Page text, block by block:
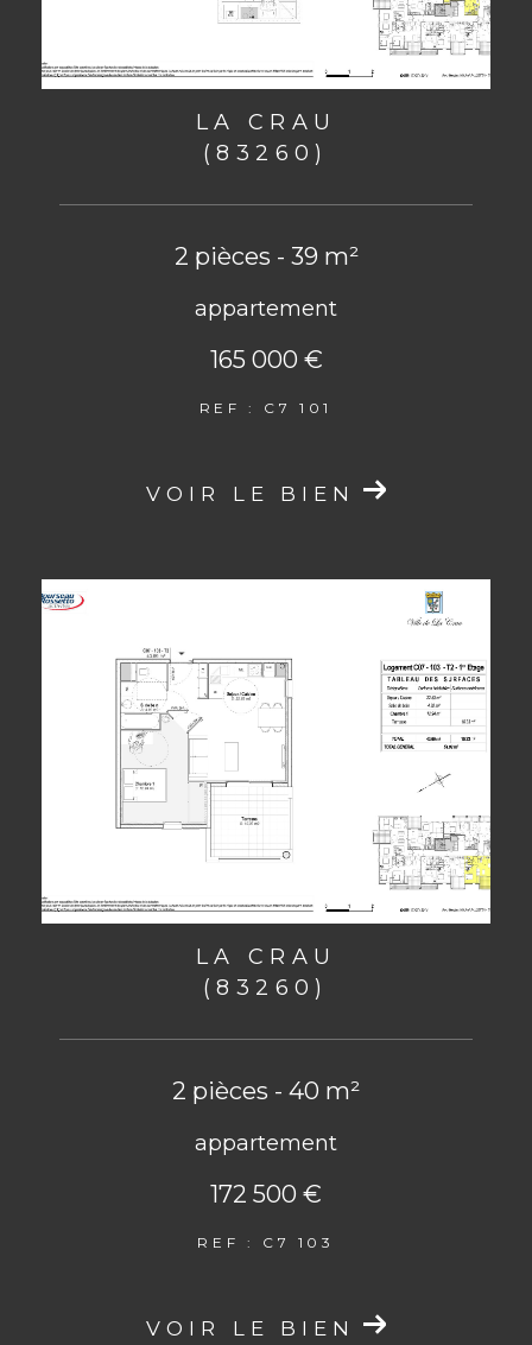
LA CRAU
(83260)
2 pièces - 39 m²
appartement
165 000 €
REF : C7 101
VOIR LE BIEN
LA CRAU
(83260)
2 pièces - 40 m²
appartement
172 500 €
REF : C7 103
VOIR LE BIEN